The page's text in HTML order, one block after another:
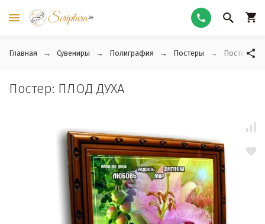
Главная Сувениры Полиграфия Постеры Постер:
Постер: ПЛОД ДУХА